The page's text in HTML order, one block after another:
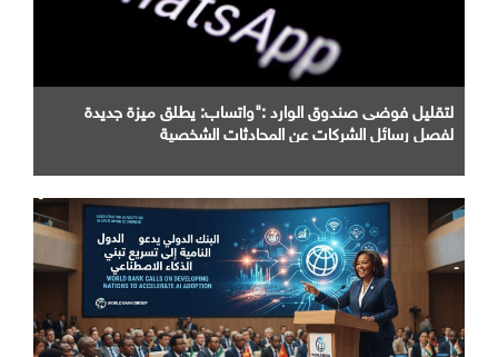
لتقليل فوضى صندوق الوارد :"واتساب: يطلق ميزة جديدة
لفصل رسائل الشركات عن المحادثات الشخصية